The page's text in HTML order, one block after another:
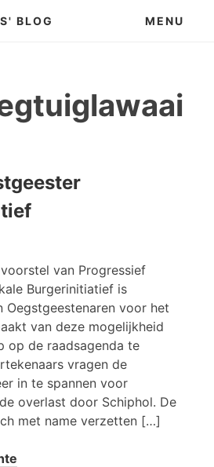
BLOG MENU
van Progressief
Burgerinitiatief is
Oegstgeestenaren voor het
van deze mogelijkheid
op de raadsagenda te
vragen de
in te spannen voor
overlast door Schiphol. De
met name verzetten […]